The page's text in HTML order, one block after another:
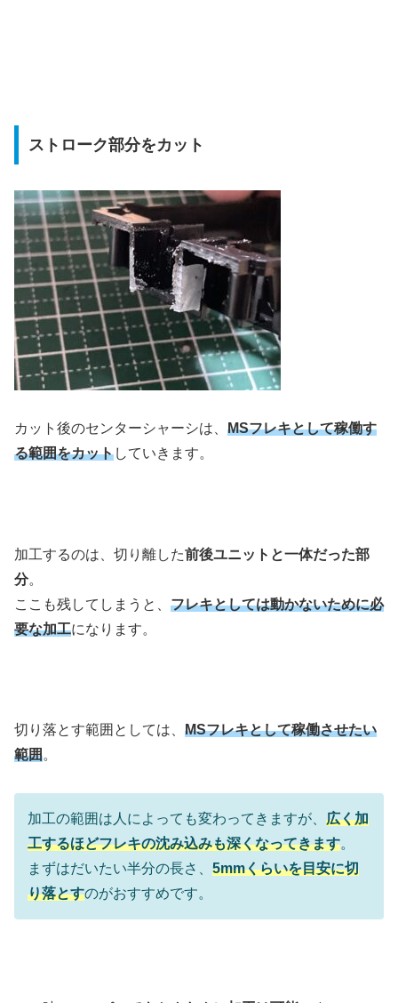
ストローク部分をカット
カット後のセンターシャーシは、 MSフレキとして稼働す
る範囲をカットしていきます。
加工するのは、切り離した前後ユニットと一体だった部
分。
ここも残してしまうと、 フレキとしては動かないために必
要な加工になります。
切り落とす範囲としては、 MSフレキとして稼働させたい
範囲。
加工の範囲は人によっても変わってきますが、 広く加
工するほどフレキの沈み込みも深くなってきます。
まずはだいたい半分の長さ、 5mmくらいを目安に切
り落とすのがおすすめです。